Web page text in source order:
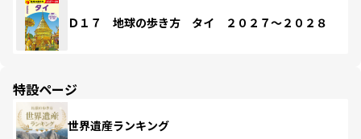
Ｄ１７ 地球の歩き方 タイ ２０２７～２０２８
特設ページ
世界遺産ランキング